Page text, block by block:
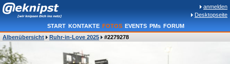
anmelden
Desktopseite
START KONTAKTE FOTOS EVENTS PMs FORUM
Albenübersicht
Ruhr-in-Love 2025 #2279278